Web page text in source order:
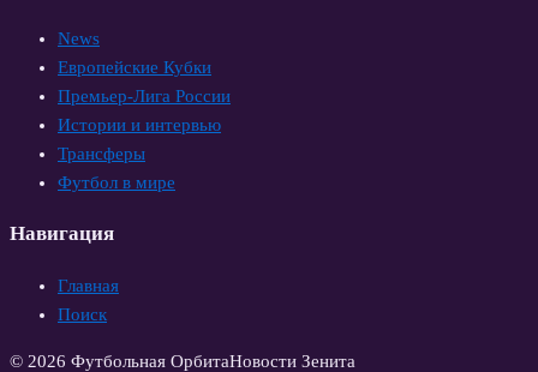
News
Европейские Кубки
Премьер-Лига России
Истории и интервью
Трансферы
Футбол в мире
Навигация
Главная
Поиск
© 2026 Футбольная ОрбитаНовости Зенита